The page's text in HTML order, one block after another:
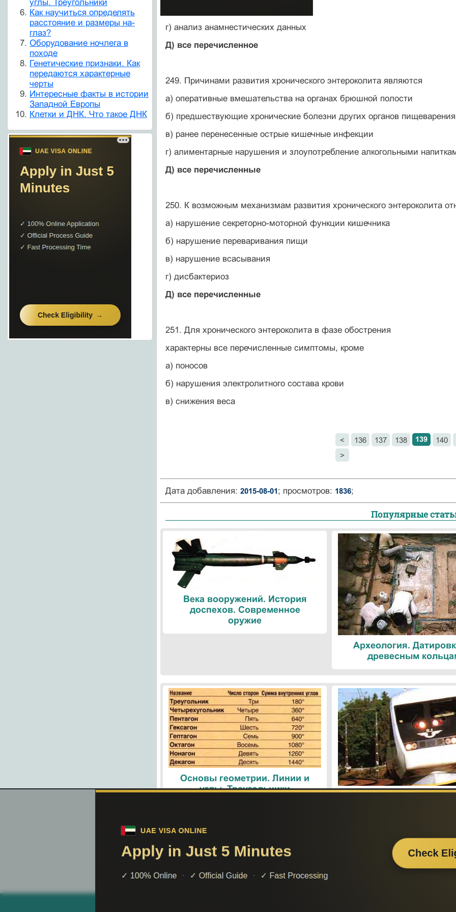
г) анализ анамнестических данных
Д) все перечисленное
249. Причинами развития хронического энтероколита являются
а) оперативные вмешательства на органах брюшной полости
б) предшествующие хронические болезни других органов пищеварения
в) ранее перенесенные острые кишечные инфекции
г) алиментарные нарушения и злоупотребление алкогольными
Д) все перечисленные
250. К возможным механизмам развития хронического энтероколита
а) нарушение секреторно-моторной функции кишечника
б) нарушение переваривания пищи
в) нарушение всасывания
г) дисбактериоз
Д) все перечисленные
251. Для хронического энтероколита в фазе обострения
характерны все перечисленные симптомы, кроме
а) поносов
б) нарушения электролитного состава крови
в) снижения веса
< 136 137 138 139 140
>
Дата добавления: 2015-08-01; просмотров: 1836;
Популярные
Века вооружений. История
доспехов. Современное
оружие
Археология.
древесным
Основы геометрии. Линии и
углы. Треугольники
Поезда.
углы. Треугольники
Как научиться определять
расстояние и размеры на-
глаз?
Оборудование ночлега в
походе
Генетические признаки. Как
передаются характерные
черты
Интересные факты в истории
Западной Европы
Клетки и ДНК. Что такое ДНК
При помощи поиска вы сможете найти нужную вам информацию.
Если вам
–